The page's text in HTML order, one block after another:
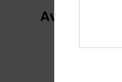
Avis clients